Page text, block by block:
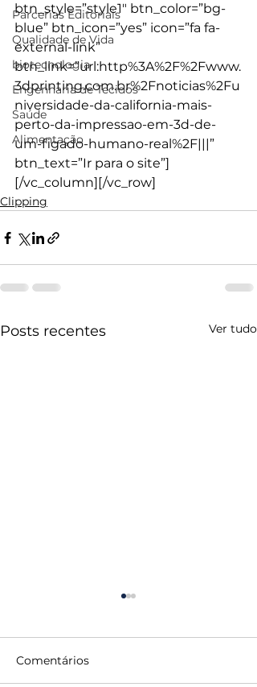
Parcerias Editoriais
Qualidade de Vida
biotecnologia
Engenharia de Tecidos
Saúde
Alimentação
btn_style=”style1″ btn_color=”bg-
blue” btn_icon=”yes” icon=”fa fa-
external-link”
btn_link=”url:http%3A%2F%2Fwww.
3dprinting.com.br%2Fnoticias%2Fu
niversidade-da-california-mais-
perto-da-impressao-em-3d-de-
um-figado-humano-real%2F|||”
btn_text=”Ir para o site”]
[/vc_column][/vc_row]
Clipping
Posts recentes Ver tudo
Comentários